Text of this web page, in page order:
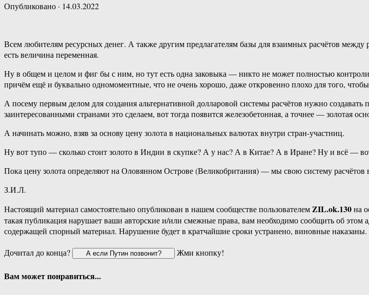
Опубликовано · 14.03.2022
Всем любителям ресурсных денег. А также другим предлагателям базы для взаимных расчётов
есть величина переменная.
Ну в общем и целом и фиг бы с ним, но тут есть одна заковыка — никто не может полностью
причём ещё и буквально одномоментные, что не очень хорошо, даже откровенно плохо для того,
А посему первым делом для создания альтернативной долларовой системы расчётов нужно
заинтересованными странами это сделаем, вот тогда появится железобетонная, а точнее — золотая
А начинать можно, взяв за основу цену золота в национальных валютах внутри стран-​участниц.
Ну вот тупо — сколько стоит золото в Индии в скупке? А у нас? А в Китае? А в Иране? Ну и всё —
Пока цену золота определяют на Оловянном Острове (Великобритания) — мы свою систему расчётов
З.И.Л.
Настоящий материал самостоятельно опубликован в нашем сообществе пользователемZIL.ok.130на
такая публикация нарушает ваши авторские и/или смежные права, вам необходимо сообщить об
содержащей спорный материал. Нарушение будет в кратчайшие сроки устранено, виновные наказаны.
Дочитал до конца?
Жми кнопку!
Вам может понравиться...